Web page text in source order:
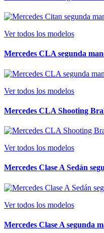
Ver todos los modelos
Mercedes CLA segunda
Ver todos los modelos
Mercedes CLA Shooting
Ver todos los modelos
Mercedes Clase A Sedán
Ver todos los modelos
Mercedes Clase A segunda